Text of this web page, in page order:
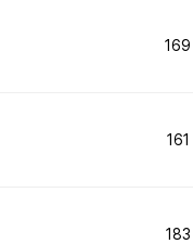
169
161
183